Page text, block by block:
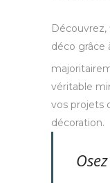
Découvrez,
déco grâce
véritable
vos projets
décoration.